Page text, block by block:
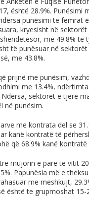
është 28.9%. Punësimi
punësimi te femrat
kryesisht në
me 49.8% të
të punësuar në
me 43.8%.
prijnë me punësim,
me 13.4%,
sektorët e tjerë
në punësim.
me kontrata del se
kanë kontratë të
që 68.9% kanë
mujorin e parë të vitit
Papunësia më e
me meshkujt,
është te grupmoshat 15-